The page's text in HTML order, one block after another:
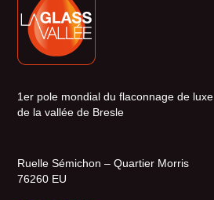
1er pole mondial du flaconnage de luxe,
de la vallée de Bresle
Ruelle Sémichon – Quartier Morris
76260 EU